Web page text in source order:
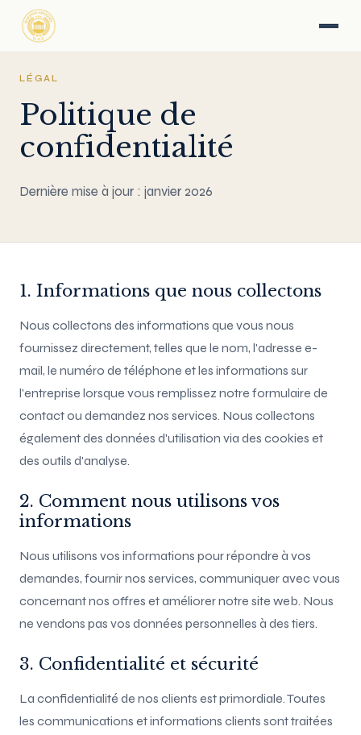
LÉGAL
Politique de
confidentialité
Dernière mise à jour : janvier 2026
1. Informations que nous collectons
Nous collectons des informations que vous nous
fournissez directement, telles que le nom, l'adresse e-
mail, le numéro de téléphone et les informations sur
l'entreprise lorsque vous remplissez notre formulaire de
contact ou demandez nos services. Nous collectons
également des données d'utilisation via des cookies et
des outils d'analyse.
2. Comment nous utilisons vos
informations
Nous utilisons vos informations pour répondre à vos
demandes, fournir nos services, communiquer avec vous
concernant nos offres et améliorer notre site web. Nous
ne vendons pas vos données personnelles à des tiers.
3. Confidentialité et sécurité
La confidentialité de nos clients est primordiale. Toutes
les communications et informations clients sont traitées